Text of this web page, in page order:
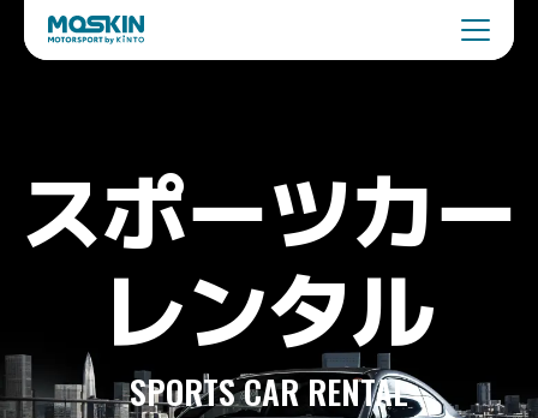
スポーツカー
レンタル
SPORTS CAR RENTAL